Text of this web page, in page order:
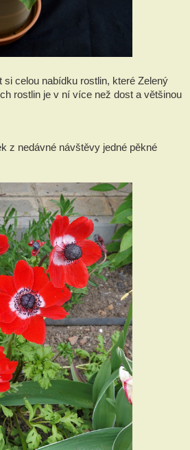
si celou nabídku rostlin, které Zelený
rostlin je v ní více než dost a většinou
z nedávné návštěvy jedné pěkné